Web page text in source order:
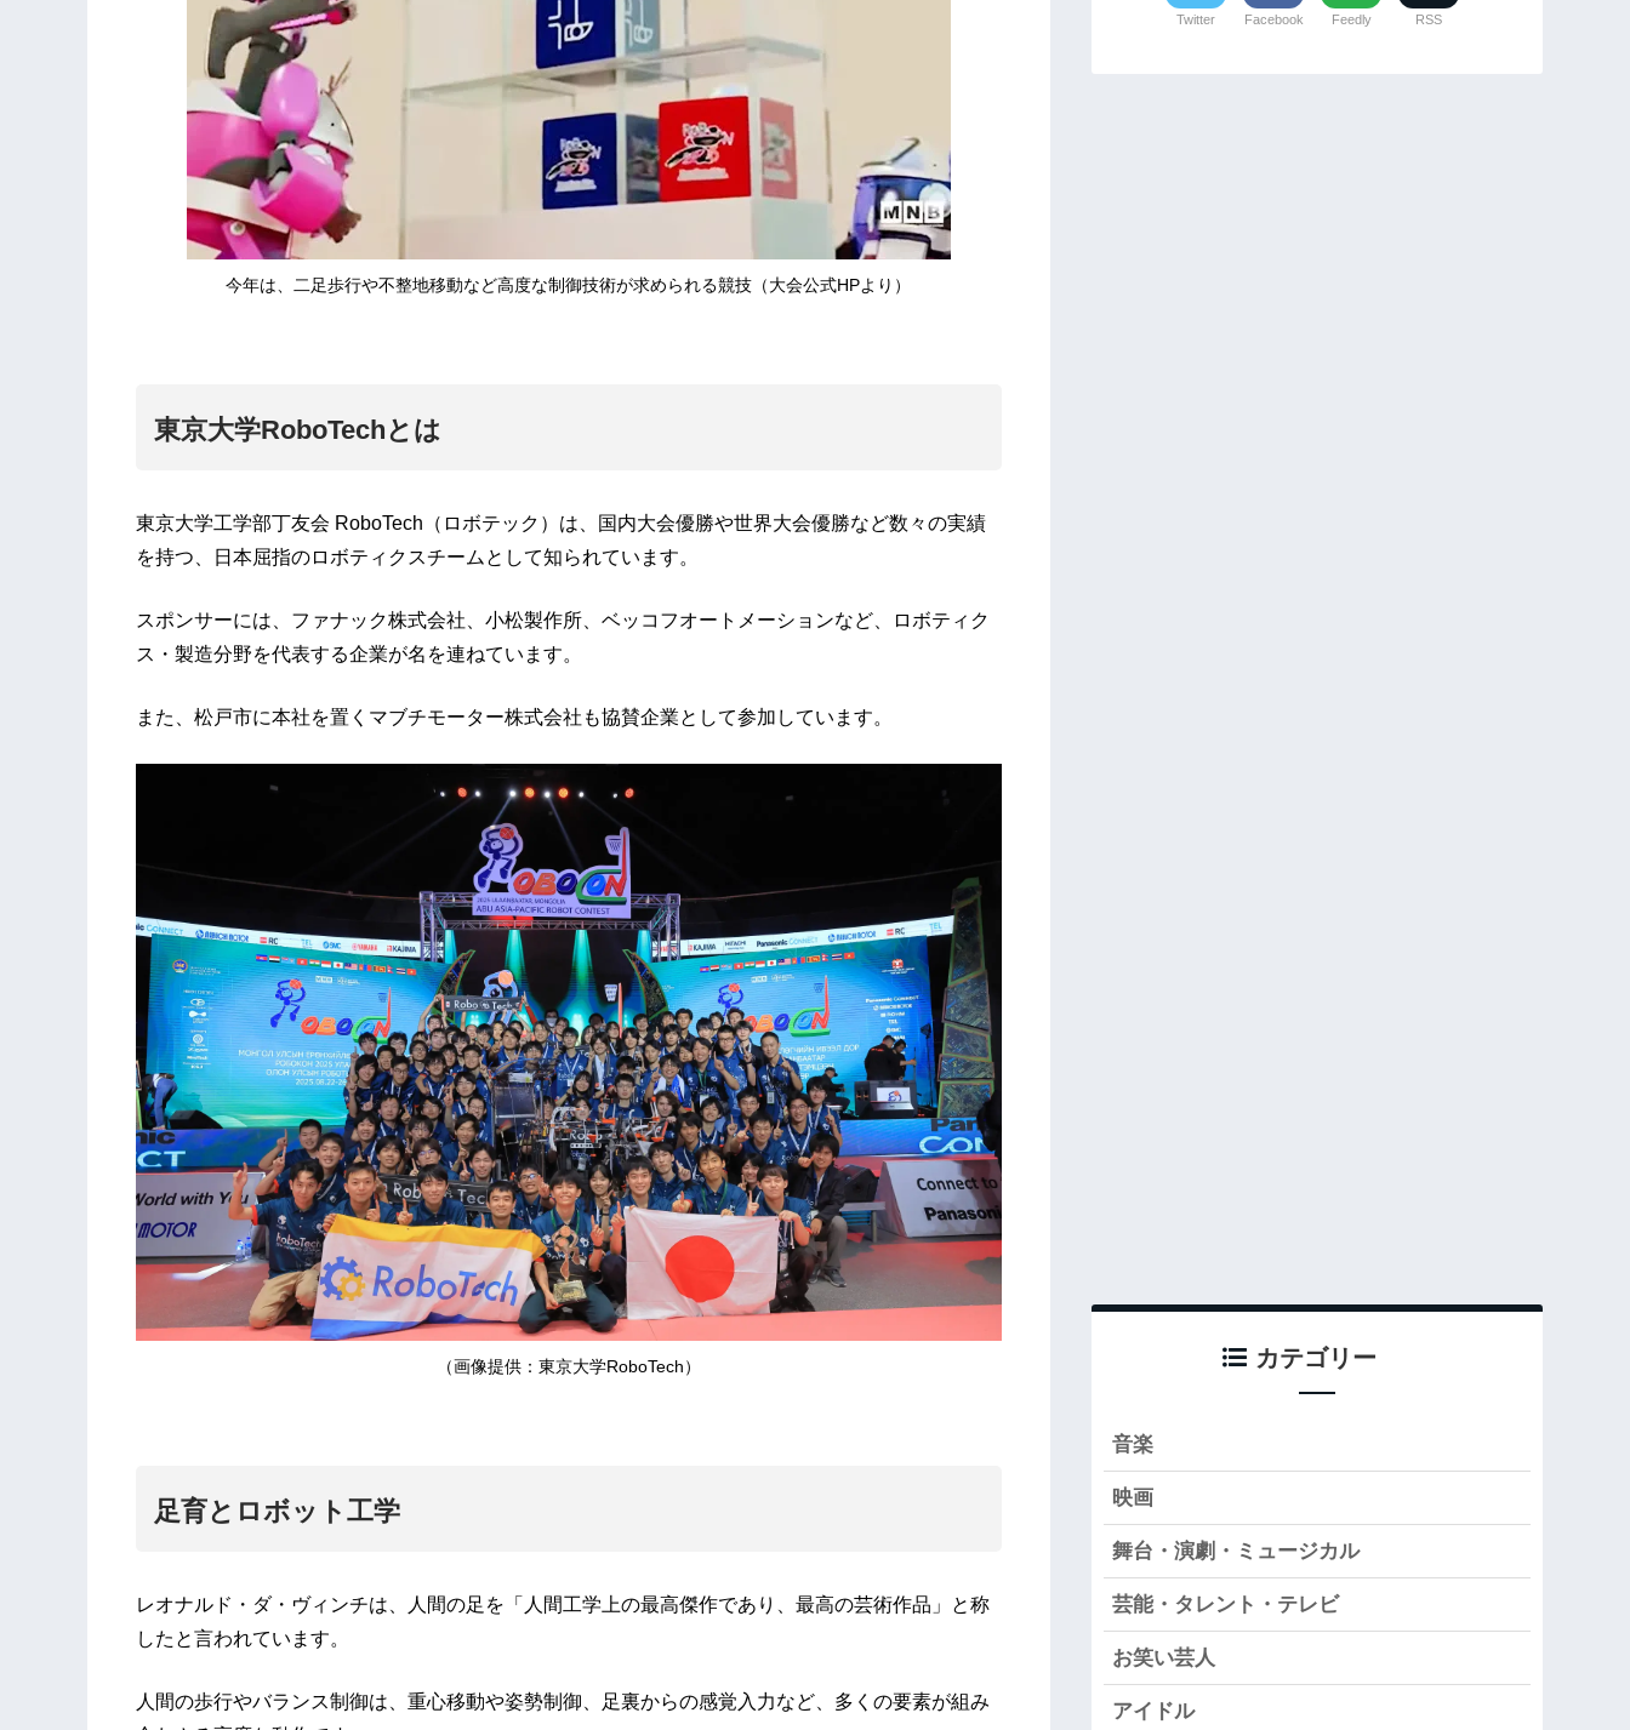
今年は、二足歩行や不整地移動など高度な制御技術が求められる競技（大会公式HPより）
東京大学RoboTechとは
東京大学工学部丁友会 RoboTech（ロボテック）は、国内大会優勝や世界大会優勝など数々の実績
を持つ、日本屈指のロボティクスチームとして知られています。
スポンサーには、ファナック株式会社、小松製作所、ベッコフオートメーションなど、ロボティク
ス・製造分野を代表する企業が名を連ねています。
また、松戸市に本社を置くマブチモーター株式会社も協賛企業として参加しています。
（画像提供：東京大学RoboTech）
足育とロボット工学
レオナルド・ダ・ヴィンチは、人間の足を「人間工学上の最高傑作であり、最高の芸術作品」と称
したと言われています。
人間の歩行やバランス制御は、重心移動や姿勢制御、足裏からの感覚入力など、多くの要素が組み
Twitter Facebook Feedly RSS
カテゴリー
音楽
映画
舞台・演劇・ミュージカル
芸能・タレント・テレビ
お笑い芸人
アイドル